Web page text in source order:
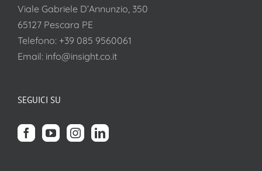
Viale Gabriele D’Annunzio, 350
65127 Pescara PE
Telefono: +39 085 9560061
Email: info@insight.co.it
SEGUICI SU